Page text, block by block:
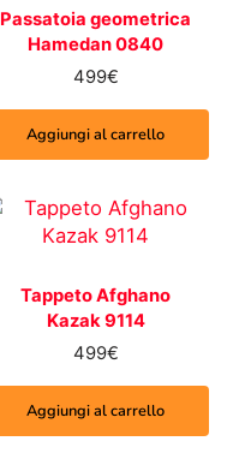
Passatoia geometrica
Hamedan 0840
499€
Aggiungi al carrello
Tappeto Afghano
Kazak 9114
499€
Aggiungi al carrello